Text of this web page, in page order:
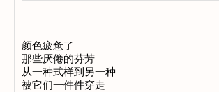
颜色疲惫了
那些厌倦的芬芳
从一种式样到另一种
被它们一件件穿走